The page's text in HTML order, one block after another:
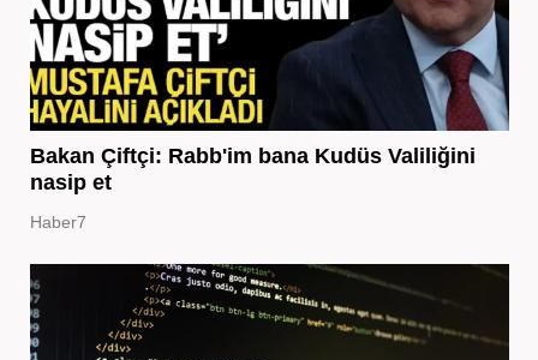
Bakan Çiftçi: Rabb'im bana Kudüs Valiliğini
nasip et
Haber7